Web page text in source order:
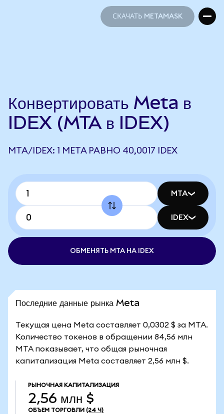
СКАЧАТЬ METAMASK
Конвертировать Meta в
IDEX (MTA в IDEX)
MTA/IDEX: 1 META РАВНО 40,0017 IDEX
MTA
IDEX
ОБМЕНЯТЬ MTA НА IDEX
Последние данные рынка Meta
Текущая цена Meta составляет 0,0302 $ за MTA.
Количество токенов в обращении 84,56 млн
MTA показывает, что общая рыночная
капитализация Meta составляет 2,56 млн $.
РЫНОЧНАЯ КАПИТАЛИЗАЦИЯ
2,56 млн $
ОБЪЕМ ТОРГОВЛИ (24 Ч)